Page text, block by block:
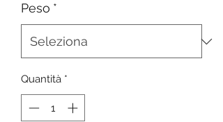
1
Chilogrammo
Peso *
Quantità *